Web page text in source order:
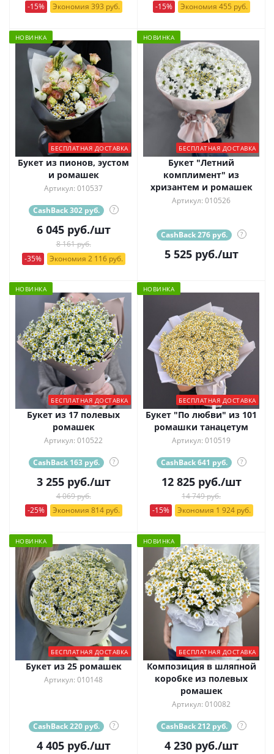
-15% Экономия 393 руб. -15% Экономия 455 руб.
НОВИНКА
БЕСПЛАТНАЯ ДОСТАВКА
Букет из пионов, эустом
и ромашек
Артикул: 010537
CashBack 302 руб. ?
6 045руб./шт
8 161 руб.
-35%
Экономия 2 116 руб.
НОВИНКА
БЕСПЛАТНАЯ ДОСТАВКА
Букет "Летний
комплимент" из
хризантем и ромашек
Артикул: 010526
CashBack 276 руб. ?
5 525руб./шт
НОВИНКА
БЕСПЛАТНАЯ ДОСТАВКА
Букет из 17 полевых
ромашек
Артикул: 010522
CashBack 163 руб. ?
3 255руб./шт
4 069 руб.
-25%
Экономия 814 руб.
НОВИНКА
БЕСПЛАТНАЯ ДОСТАВКА
Букет "По любви" из 101
ромашки танацетум
Артикул: 010519
CashBack 641 руб. ?
12 825руб./шт
14 749 руб.
-15%
Экономия 1 924 руб.
НОВИНКА
БЕСПЛАТНАЯ ДОСТАВКА
Букет из 25 ромашек
Артикул: 010148
CashBack 220 руб. ?
4 405руб./шт
НОВИНКА
БЕСПЛАТНАЯ ДОСТАВКА
Композиция в шляпной
коробке из полевых
ромашек
Артикул: 010082
CashBack 212 руб. ?
4 230руб./шт